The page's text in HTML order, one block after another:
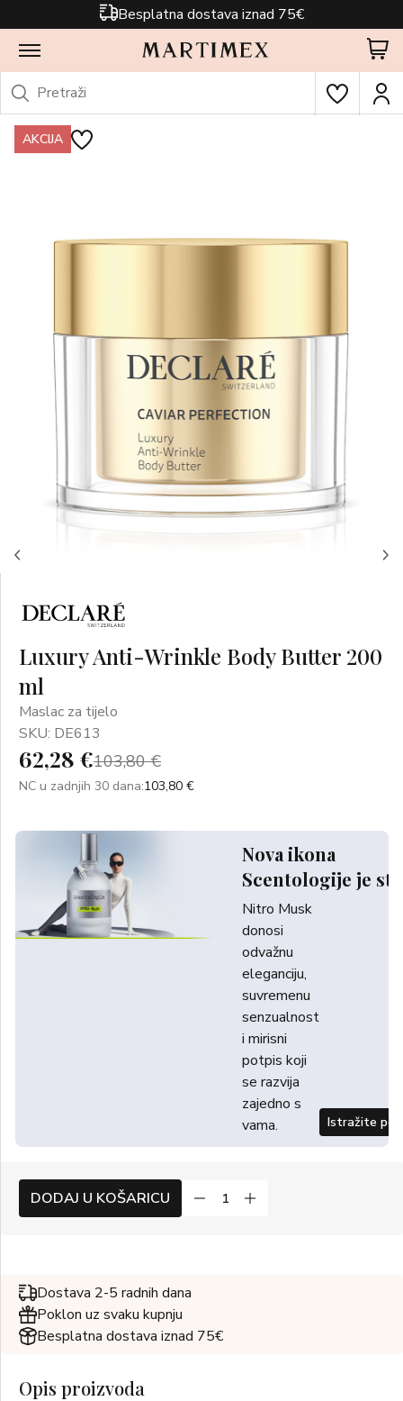
Besplatna dostava iznad 75€
AKCIJA
Luxury Anti-Wrinkle Body Butter 200
ml
Maslac za tijelo
SKU: DE613
62,28 €103,80 €
NC u zadnjih 30 dana:103,80 €
Nova ikona
Scentologije je
Nitro Musk
donosi
odvažnu
eleganciju,
suvremenu
senzualnost
i mirisni
potpis koji
se razvija
zajedno s
vama.
Istražite
DODAJ U KOŠARICU
Dostava 2-5 radnih dana
Poklon uz svaku kupnju
Besplatna dostava iznad 75€
Opis proizvoda